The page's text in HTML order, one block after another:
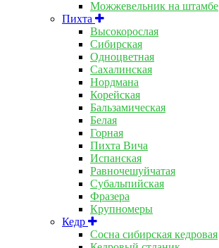
Можжевельник на штамбе
Пихта
Высокорослая
Сибирская
Одноцветная
Сахалинская
Нордмана
Корейская
Бальзамическая
Белая
Горная
Пихта Вича
Испанская
Равночешуйчатая
Субальпийская
Фразера
Крупномеры
Кедр
Сосна сибирская кедровая